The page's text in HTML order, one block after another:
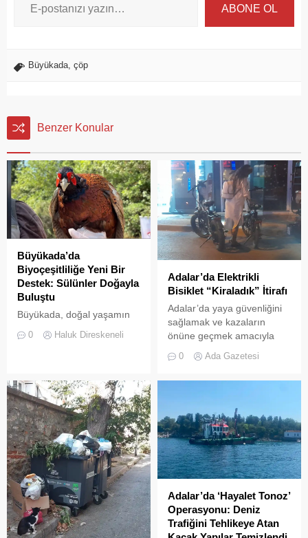
ABONE OL
Büyükada çöp
Benzer Konular
Büyükada’da
Biyoçeşitliliğe Yeni Bir
Destek: Sülünler Doğayla
Buluştu
Büyükada, doğal yaşamın
korunması ve biyolojik
çeşitliliğin
ev sahipliği yapıyor. Tarım
ve Orman Bakanlığı Doğa
Koruma ve Milli Parklar
(DKMP) Genel Müdürlüğü
tarafından Polonezköy
Sülün Üretim İstasyonu’nda
yetiştirilen yüzlerce sülün,
Temmuz 2026’da
Büyükada’nın ormanlık
alanlarında doğal yaşama
bırakıldı. Projenin temel
amacı, hem sülün
0 Haluk Direskeneli
Adalar’da Elektrikli
Bisiklet “Kiraladık” İtirafı
Adalar’da yaya güvenliğini
sağlamak ve kazaların
önüne geçmek amacıyla
getirilen “elektrikli bisiklet
kiralama yasağı” adeta hiçe
denetimlerin yetersiz
kaldığını bir kez daha gözler
önüne serdi. Adalar’da
UKOME (Ulaşım
Koordinasyon Merkezi)
ticari amaçlı elektrikli bisiklet
ve scooter kiralama
faaliyetleri yasaklanmış
0 Ada Gazetesi
Adalar’da ‘Hayalet Tonoz’
Operasyonu: Deniz
Trafiğini Tehlikeye Atan